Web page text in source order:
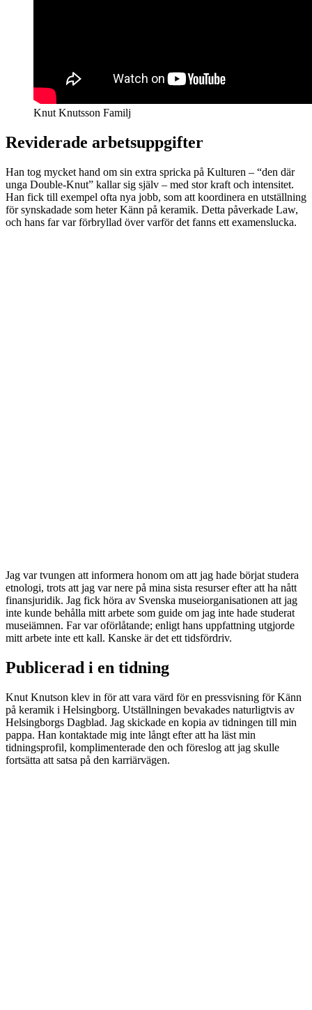
Knut Knutsson Familj
Reviderade arbetsuppgifter
Han tog mycket hand om sin extra spricka på Kulturen – “den där
unga Double-Knut” kallar sig själv – med stor kraft och intensitet.
Han fick till exempel ofta nya jobb, som att koordinera en utställning
för synskadade som heter Känn på keramik. Detta påverkade Law,
och hans far var förbryllad över varför det fanns ett examenslucka.
Jag var tvungen att informera honom om att jag hade börjat studera
etnologi, trots att jag var nere på mina sista resurser efter att ha nått
finansjuridik. Jag fick höra av Svenska museiorganisationen att jag
inte kunde behålla mitt arbete som guide om jag inte hade studerat
museiämnen. Far var oförlåtande; enligt hans uppfattning utgjorde
mitt arbete inte ett kall. Kanske är det ett tidsfördriv.
Publicerad i en tidning
Knut Knutson klev in för att vara värd för en pressvisning för Känn
på keramik i Helsingborg. Utställningen bevakades naturligtvis av
Helsingborgs Dagblad. Jag skickade en kopia av tidningen till min
pappa. Han kontaktade mig inte långt efter att ha läst min
tidningsprofil, komplimenterade den och föreslog att jag skulle
fortsätta att satsa på den karriärvägen.